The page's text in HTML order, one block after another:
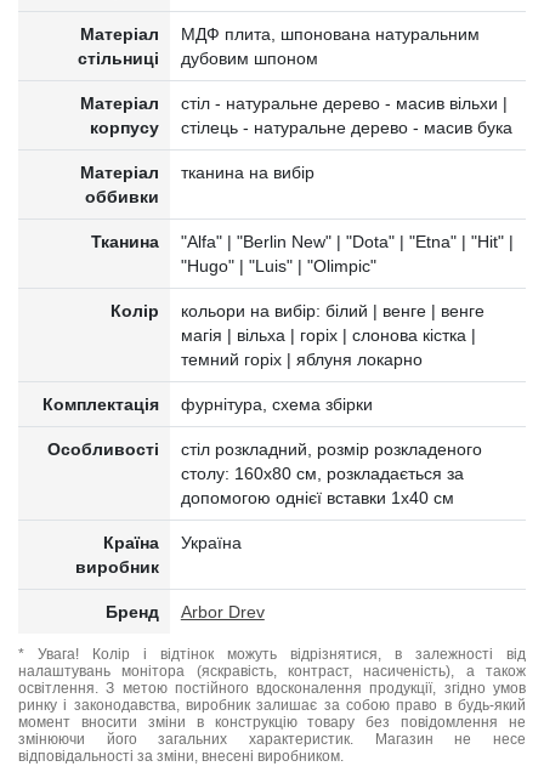
Матеріал
стільниці
МДФ плита, шпонована натуральним
дубовим шпоном
Матеріал
корпусу
стіл - натуральне дерево - масив вільхи |
стілець - натуральне дерево - масив бука
Матеріал
оббивки
тканина на вибір
Тканина
"Alfa" | "Berlin New" | "Dota" | "Etna" | "Hit" |
"Hugo" | "Luis" | "Olimpic"
Колір
кольори на вибір: білий | венге | венге
магія | вільха | горіх | слонова кістка |
темний горіх | яблуня локарно
Комплектація фурнітура, схема збірки
Особливості
стіл розкладний, розмір розкладеного
столу: 160х80 см, розкладається за
допомогою однієї вставки 1х40 см
Країна
виробник
Україна
Бренд Arbor Drev
* Увага! Колір і відтінок можуть відрізнятися, в залежності від
налаштувань монітора (яскравість, контраст, насиченість), а також
освітлення. З метою постійного вдосконалення продукції, згідно умов
ринку і законодавства, виробник залишає за собою право в будь-який
момент вносити зміни в конструкцію товару без повідомлення не
змінюючи його загальних характеристик. Магазин не несе
відповідальності за зміни, внесені виробником.